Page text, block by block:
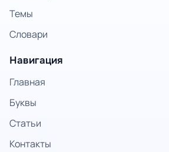
Темы
Словари
Навигация
Главная
Буквы
Статьи
Контакты